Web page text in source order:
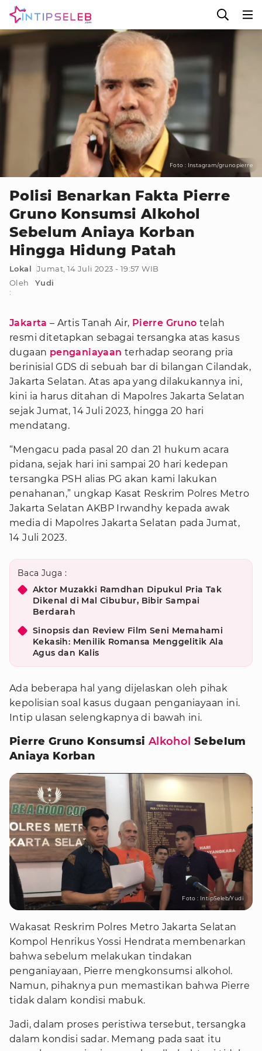
Foto : Instagram/grunopierre
Polisi Benarkan Fakta Pierre
Gruno Konsumsi Alkohol
Sebelum Aniaya Korban
Hingga Hidung Patah
Lokal
Jumat, 14 Juli 2023 - 19:57 WIB
Oleh
:
Yudi
Jakarta – Artis Tanah Air, Pierre Gruno telah
resmi ditetapkan sebagai tersangka atas kasus
dugaan penganiayaan terhadap seorang pria
berinisial GDS di sebuah bar di bilangan Cilandak,
Jakarta Selatan. Atas apa yang dilakukannya ini,
kini ia harus ditahan di Mapolres Jakarta Selatan
sejak Jumat, 14 Juli 2023, hingga 20 hari
mendatang.
“Mengacu pada pasal 20 dan 21 hukum acara
pidana, sejak hari ini sampai 20 hari kedepan
tersangka PSH alias PG akan kami lakukan
penahanan,” ungkap Kasat Reskrim Polres Metro
Jakarta Selatan AKBP Irwandhy kepada awak
media di Mapolres Jakarta Selatan pada Jumat,
14 Juli 2023.
Baca Juga :
Aktor Muzakki Ramdhan Dipukul Pria Tak
Dikenal di Mal Cibubur, Bibir Sampai
Berdarah
Sinopsis dan Review Film Seni Memahami
Kekasih: Menilik Romansa Menggelitik Ala
Agus dan Kalis
Ada beberapa hal yang dijelaskan oleh pihak
kepolisian soal kasus dugaan penganiayaan ini.
Intip ulasan selengkapnya di bawah ini.
Pierre Gruno Konsumsi Alkohol Sebelum
Aniaya Korban
Foto : IntipSeleb/Yudi
Wakasat Reskrim Polres Metro Jakarta Selatan
Kompol Henrikus Yossi Hendrata membenarkan
bahwa sebelum melakukan tindakan
penganiayaan, Pierre mengkonsumsi alkohol.
Namun, pihaknya pun memastikan bahwa Pierre
tidak dalam kondisi mabuk.
Jadi, dalam proses peristiwa tersebut, tersangka
dalam kondisi sadar. Memang pada saat itu